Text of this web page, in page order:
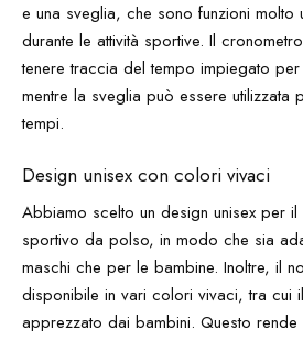
e una sveglia, che sono funzioni molto
durante le attività sportive. Il
tenere traccia del tempo impiegato per
mentre la sveglia può essere utilizzata
tempi.
Design unisex con colori vivaci
Abbiamo scelto un design unisex per
sportivo da polso, in modo che sia
maschi che per le bambine. Inoltre, il
disponibile in vari colori vivaci, tra cui
apprezzato dai bambini. Questo rende